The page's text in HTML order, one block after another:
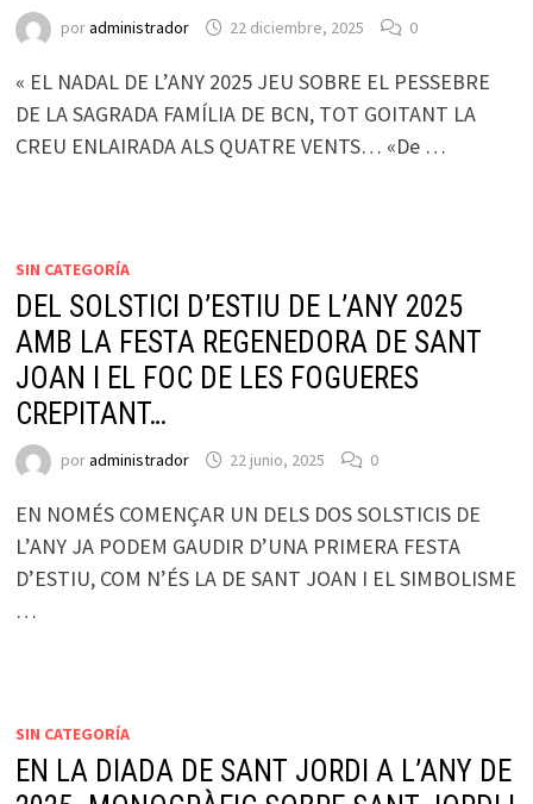
poradministrador 22 diciembre, 2025 0
« EL NADAL DE L’ANY 2025 JEU SOBRE EL PESSEBRE
DE LA SAGRADA FAMÍLIA DE BCN, TOT GOITANT LA
CREU ENLAIRADA ALS QUATRE VENTS… «De …
SIN CATEGORÍA
DEL SOLSTICI D’ESTIU DE L’ANY 2025
AMB LA FESTA REGENEDORA DE SANT
JOAN I EL FOC DE LES FOGUERES
CREPITANT…
poradministrador 22 junio, 2025 0
EN NOMÉS COMENÇAR UN DELS DOS SOLSTICIS DE
L’ANY JA PODEM GAUDIR D’UNA PRIMERA FESTA
D’ESTIU, COM N’ÉS LA DE SANT JOAN I EL SIMBOLISME
…
SIN CATEGORÍA
EN LA DIADA DE SANT JORDI A L’ANY DE